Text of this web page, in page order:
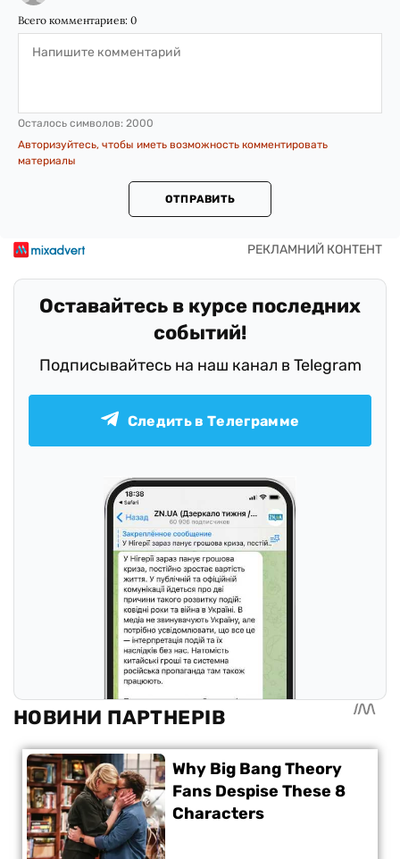
Всего комментариев: 0
Осталось символов: 2000
Авторизуйтесь, чтобы иметь возможность комментировать
материалы
ОТПРАВИТЬ
Оставайтесь в курсе последних
событий!
Подписывайтесь на наш канал в Telegram
Следить в Телеграмме